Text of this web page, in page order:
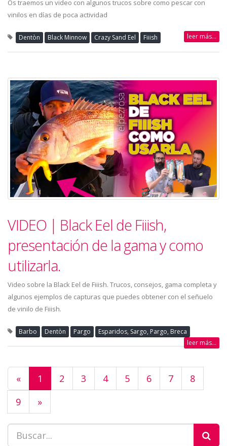
Os traemos un video con algunos trucos sobre como pescar con
vinilos en días de poca actividad
Dentòn Black Minnow Crazy Sand Eel Fiiish leer más...
VIDEO | Black Eel de Fiiish,
presentación de la gama y como
utilizarla.
Video sobre la Black Eel de Fiiish. Trucos, consejos, gama completa y
algunos ejemplos de capturas que puedes obtener con el señuelo
de vinilo de Fiiish.
Barbo Dentòn Pargo
Esparidos, Sargo, Pargo, Breca
leer más...
« 1 2 3 4 5 6 7
8
9
»